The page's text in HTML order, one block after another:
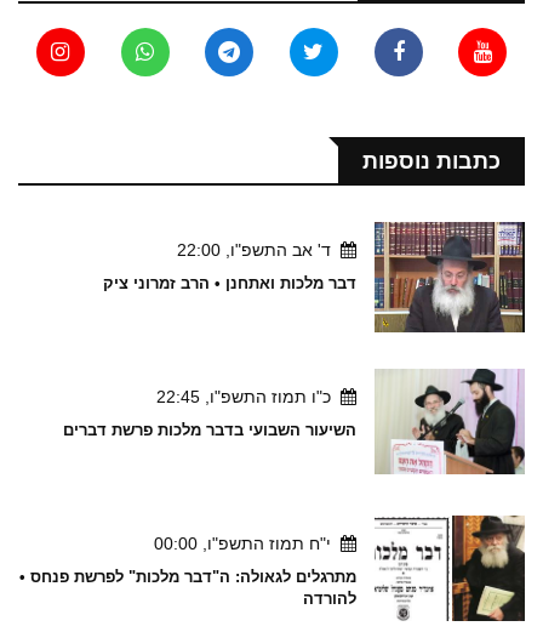
כתבות נוספות
ד' אב התשפ"ו, 22:00
דבר מלכות ואתחנן • הרב זמרוני ציק
כ"ו תמוז התשפ"ו, 22:45
השיעור השבועי בדבר מלכות פרשת דברים
י"ח תמוז התשפ"ו, 00:00
מתרגלים לגאולה: ה"דבר מלכות" לפרשת פנחס •
להורדה